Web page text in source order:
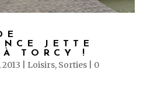
JETTE
À TORCY !
2013 Loisirs, Sorties| 0